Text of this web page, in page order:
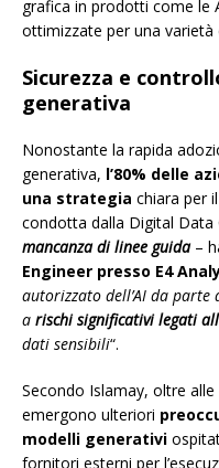
grafica in prodotti come le
ottimizzate per una varietà
Sicurezza e
generativa
Nonostante la rapida
generativa, l’80% delle
una strategia chiara per
condotta dalla Digital Data
mancanza di linee guida–
Engineer presso E4
autorizzato dell’AI da parte
a rischi significativi legati
dati sensibili“.
Secondo Islamay, oltre
emergono ulteriori
modelli generativi
fornitori esterni per